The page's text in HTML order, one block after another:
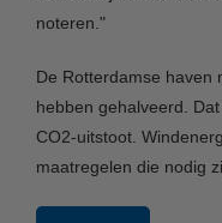
noteren."
De Rotterdamse haven
hebben gehalveerd.
CO2-uitstoot.
maatregelen die nodig